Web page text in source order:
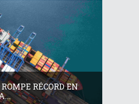
RÉCORD EN